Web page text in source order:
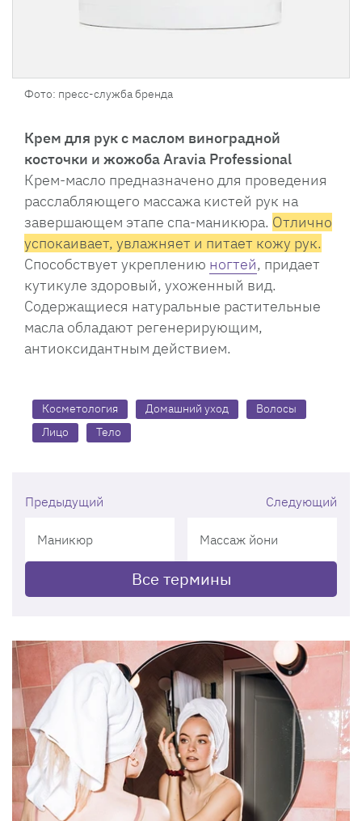
Фото: пресс-служба бренда
Крем для рук с маслом виноградной
косточки и жожоба Aravia Professional
Крем-масло предназначено для проведения
расслабляющего массажа кистей рук на
завершающем этапе спа-маникюра. Отлично
успокаивает, увлажняет и питает кожу рук.
Способствует укреплению ногтей, придает
кутикуле здоровый, ухоженный вид.
Содержащиеся натуральные растительные
масла обладают регенерирующим,
антиоксидантным действием.
Косметология Домашний уход
Волосы
Лицо
Тело
Предыдущий
Маникюр
Все термины
Следующий
Массаж йони